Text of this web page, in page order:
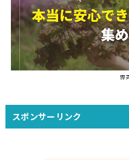
スポンサーリンク